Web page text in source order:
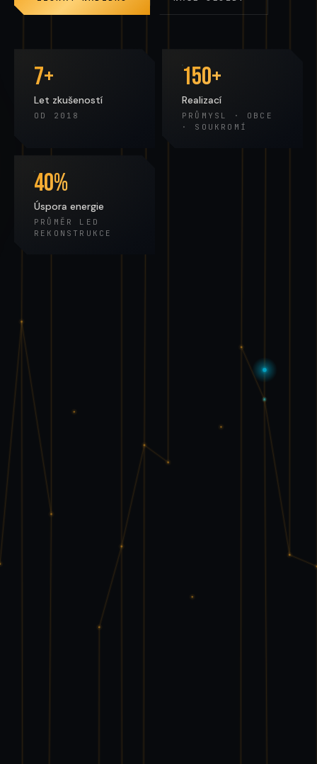
7+
Let zkušeností
OD 2018
150+
Realizací
PRŮMYSL · OBCE
· SOUKROMÍ
40%
Úspora energie
PRŮMĚR LED
REKONSTRUKCE